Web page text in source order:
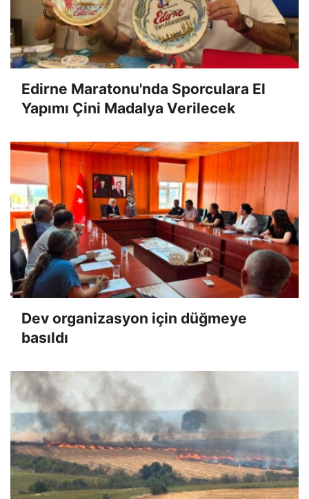
Edirne Maratonu'nda Sporculara El
Yapımı Çini Madalya Verilecek
Dev organizasyon için düğmeye
basıldı